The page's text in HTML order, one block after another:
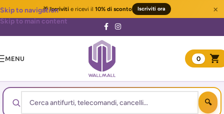
🎁Iscrivitie ricevi il 10% di sconto Iscriviti ora ×
Skip to navigation
Skip to main content
MENU 0